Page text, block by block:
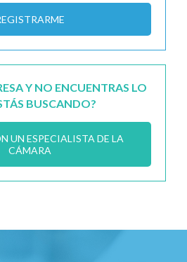
Y NO ENCUENTRAS LO
BUSCANDO?
UN ESPECIALISTA DE LA
CÁMARA